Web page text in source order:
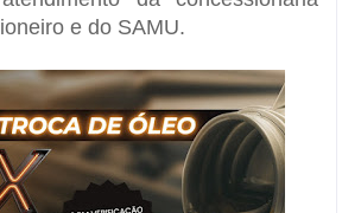
e do SAMU.